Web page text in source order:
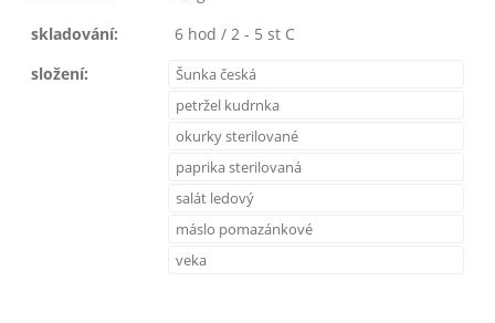
skladování:
6 hod / 2 - 5 st C
složení:
Šunka česká
petržel kudrnka
okurky sterilované
paprika sterilovaná
salát ledový
máslo pomazánkové
veka